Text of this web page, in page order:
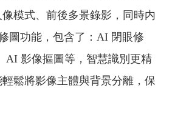
模式、前後多景錄影，同時内
圖功能，包含了：AI 閉眼修
AI 影像摳圖等，智慧識別更精
鬆將影像主體與背景分離，保